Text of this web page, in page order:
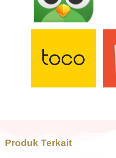
Produk Terkait